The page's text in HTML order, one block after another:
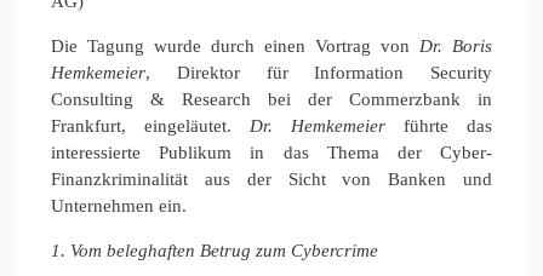
Die Tagung wurde durch einen Vortrag von Dr. Boris
Hemkemeier, Direktor für Information Security
Consulting & Research bei der Commerzbank in
Frankfurt, eingeläutet. Dr. Hemkemeier führte das
interessierte Publikum in das Thema der Cyber-
Finanzkriminalität aus der Sicht von Banken und
Unternehmen ein.
1. Vom beleghaften Betrug zum Cybercrime